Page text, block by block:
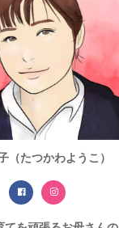
（たつかわようこ）